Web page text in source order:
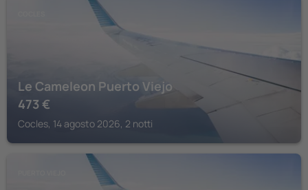
Le Cameleon Puerto Viejo
473 €
Cocles, 14 agosto 2026, 2 notti